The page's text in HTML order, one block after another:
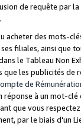
de requête
acheter des mots-
filiales, ainsi que
le Tableau Non
les publicités de
de
à un mot-
que vous
par le biais d'un